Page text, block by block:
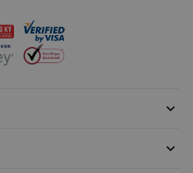
keyboard_arrow_down
keyboard_arrow_down